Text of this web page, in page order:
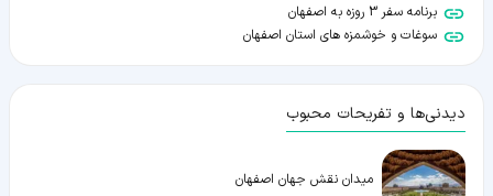
برنامه سفر 3 روزه به اصفهان
سوغات و خوشمزه های استان اصفهان
دیدنی‌ها و تفریحات محبوب
میدان نقش جهان اصفهان